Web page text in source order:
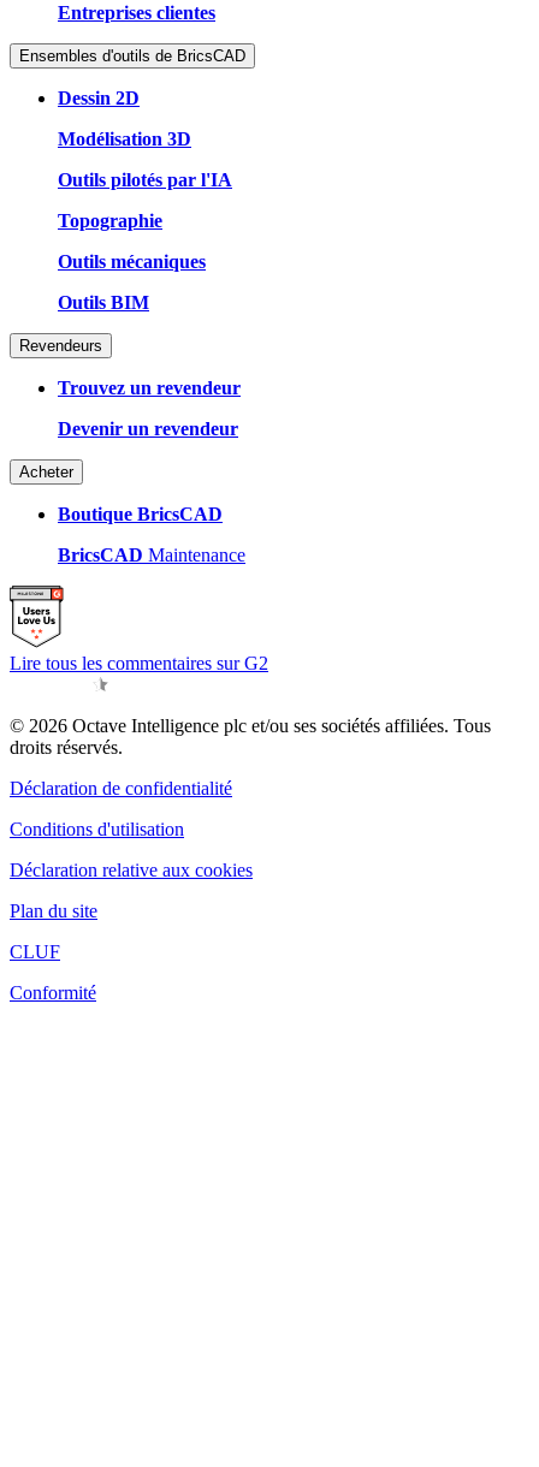
Entreprises clientes
Ensembles d'outils de BricsCAD
Dessin 2D
Modélisation 3D
Outils pilotés par l'IA
Topographie
Outils mécaniques
Outils BIM
Revendeurs
Trouvez un revendeur
Devenir un revendeur
Acheter
Boutique BricsCAD
BricsCAD Maintenance
Lire tous les commentaires sur G2
© 2026 Octave Intelligence plc et/ou ses sociétés affiliées. Tous
droits réservés.
Déclaration de confidentialité
Conditions d'utilisation
Déclaration relative aux cookies
Plan du site
CLUF
Conformité